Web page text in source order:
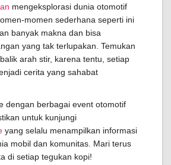
mengeksplorasi dunia otomotif
momen sederhana seperti ini
banyak makna dan bisa
yang tak terlupakan. Temukan
arah stir, karena tentu, setiap
cerita yang sahabat
dengan berbagai event otomotif
untuk kunjungi
yang selalu menampilkan informasi
mobil dan komunitas. Mari terus
di setiap tegukan kopi!